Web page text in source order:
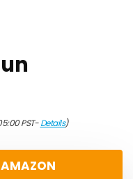
PST-Details)
AMAZON